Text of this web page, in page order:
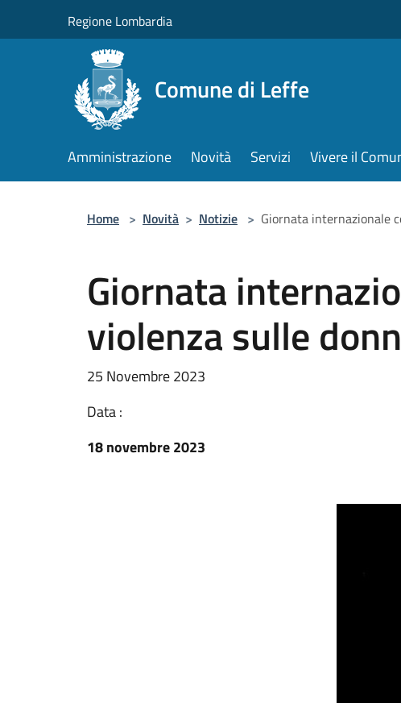
Regione Lombardia
Comune di Leffe
Amministrazione Novità Servizi Vivere il
Home > Novità > Notizie > Giornata internazionale
Giornata
violenza sulle
25 Novembre 2023
Data :
18 novembre 2023